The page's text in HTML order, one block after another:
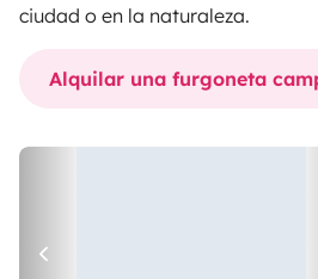
ciudad o en la naturaleza.
Alquilar una furgoneta